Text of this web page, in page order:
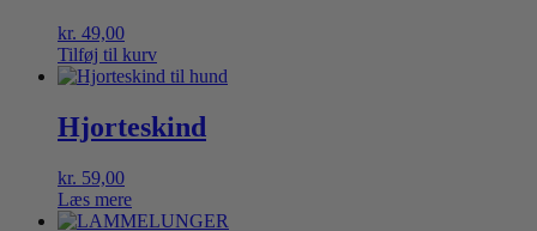
kr. 49,00
Tilføj til kurv
Hjorteskind
kr. 59,00
Læs mere